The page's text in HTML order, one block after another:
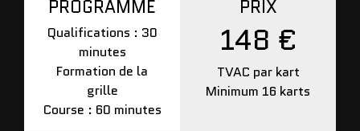
PROGRAMME
Qualifications : 30
minutes
Formation de la
grille
Course : 60 minutes
PRIX
148 €
TVAC par kart
Minimum 16 karts